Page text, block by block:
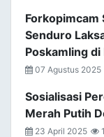
Forkopimcam
Senduro
Poskamling di
07 Agustus 2025
Sosialisasi
Merah Putih
23 April 2025